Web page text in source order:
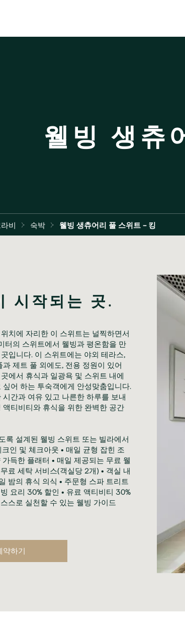
웰빙 생츄
비 숙박 웰빙 생츄어리 풀 스위트 - 킹
시작되는 곳.
치에 자리한 이 스위트는 널찍하면서
터의 스위트에서 웰빙과 평온함을 만
입니다. 이 스위트에는 야외 테라스,
제트 풀 외에도, 전용 정원이 있어
에서 휴식과 일광욕 및 스위트 내에
어 하는 투숙객에게 안성맞춤입니다.
간과 여유 있고 나른한 하루를 보내
액티비티와 휴식을 위한 완벽한 공간
록 설계된 웰빙 스위트 또는 빌라에서
인 및 체크아웃 • 매일 균형 잡힌 조
득한 플래터 • 매일 제공되는 무료 웰
료 세탁 서비스(객실당 2개) • 객실 내
밤의 휴식 의식 • 주문형 스파 트리트
요리 30% 할인 • 유료 액티비티 30%
스로 실천할 수 있는 웰빙 가이드
약하기